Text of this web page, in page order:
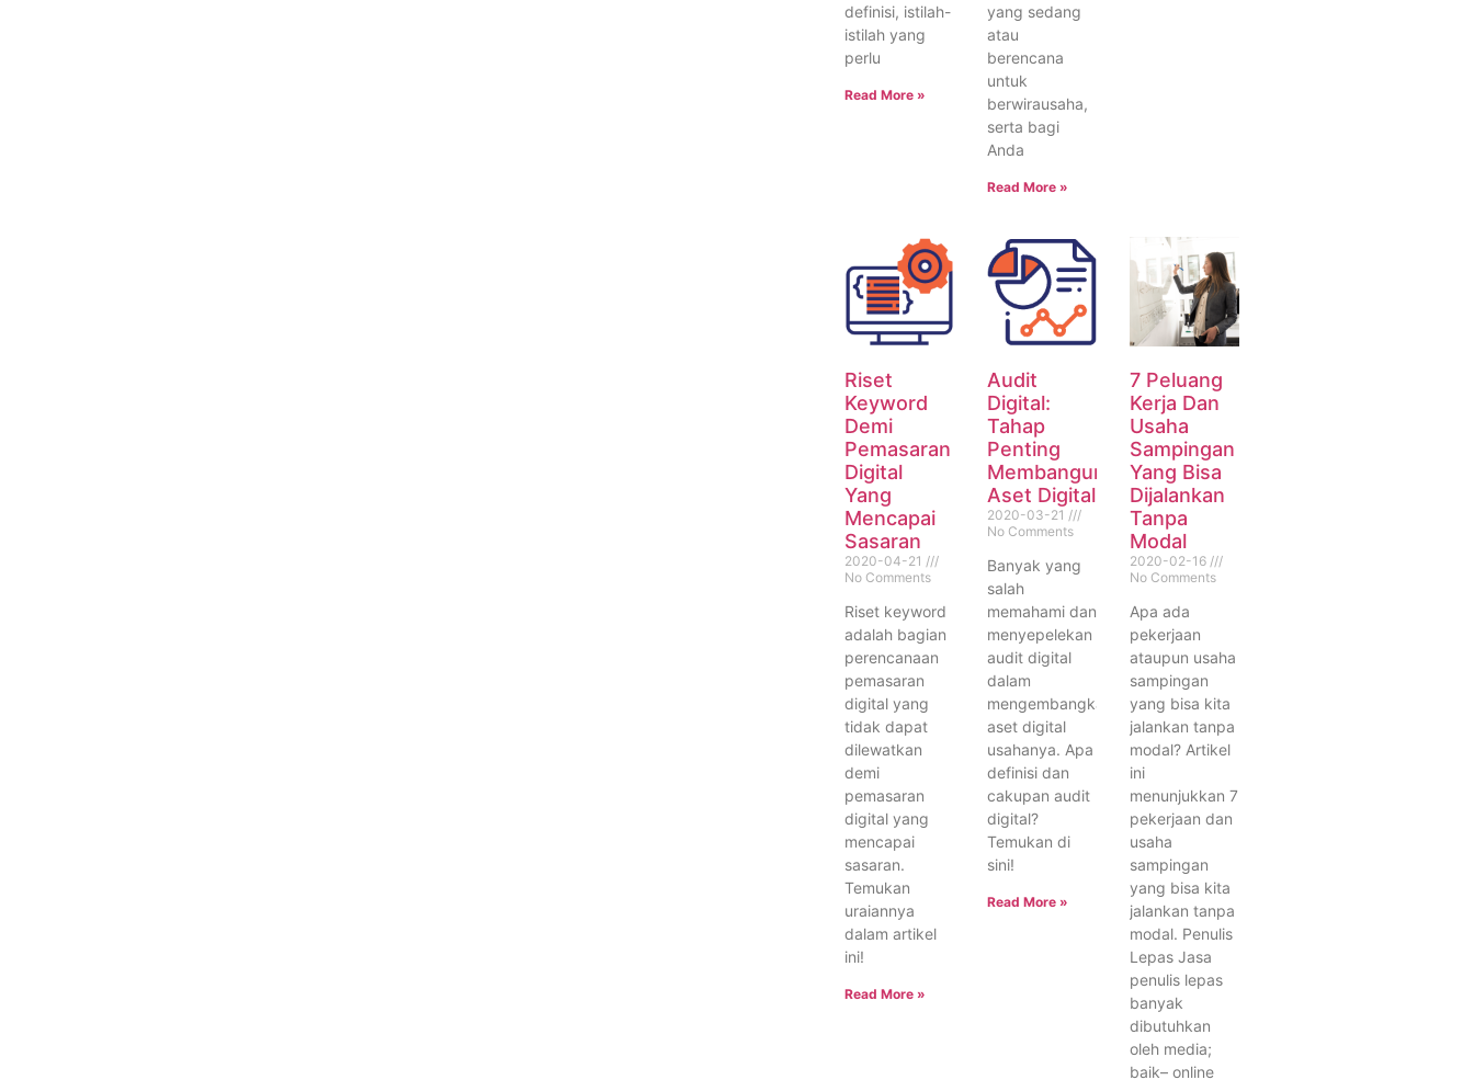
definisi, istilah-
istilah yang
perlu
Read More »
yang sedang
atau
berencana
untuk
berwirausaha,
serta bagi
Anda
Read More »
Riset
Keyword
Demi
Pemasaran
Digital
Yang
Mencapai
Sasaran
2020-04-21
No Comments
Riset keyword
adalah bagian
perencanaan
pemasaran
digital yang
tidak dapat
dilewatkan
demi
pemasaran
digital yang
mencapai
sasaran.
Temukan
uraiannya
dalam artikel
ini!
Read More »
Audit
Digital:
Tahap
Penting
Membangun
Aset Digital
2020-03-21
No Comments
Banyak yang
salah
memahami dan
menyepelekan
audit digital
dalam
mengembangkan
aset digital
usahanya. Apa
definisi dan
cakupan audit
digital?
Temukan di
sini!
Read More »
7 Peluang
Kerja Dan
Usaha
Sampingan
Yang Bisa
Dijalankan
Tanpa
Modal
2020-02-16
No Comments
Apa ada
pekerjaan
ataupun usaha
sampingan
yang bisa kita
jalankan tanpa
modal? Artikel
ini
menunjukkan 7
pekerjaan dan
usaha
sampingan
yang bisa kita
jalankan tanpa
modal. Penulis
Lepas Jasa
penulis lepas
banyak
dibutuhkan
oleh media;
baik– online